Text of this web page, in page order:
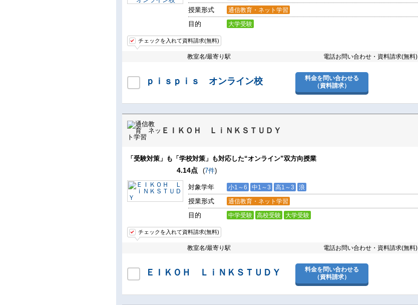
授業形式 通信教育・ネット学習
目的 大学受験
チェックを入れて資料請求(無料)
教室名/最寄り駅 電話お問い合わせ・資料請求(無料)
ｐｉｓｐｉｓ オンライン校
料金を問い合わせる
（資料請求）
ＥＩＫＯＨ ＬｉＮＫＳＴＵＤＹ
「受験対策」も「学校対策」も対応した“オンライン”双方向授業
4.14点 (7件)
対象学年 小1～6 中1～3 高1～3 浪
授業形式 通信教育・ネット学習
目的 中学受験 高校受験 大学受験
チェックを入れて資料請求(無料)
教室名/最寄り駅 電話お問い合わせ・資料請求(無料)
ＥＩＫＯＨ ＬｉＮＫＳＴＵＤＹ
料金を問い合わせる
（資料請求）